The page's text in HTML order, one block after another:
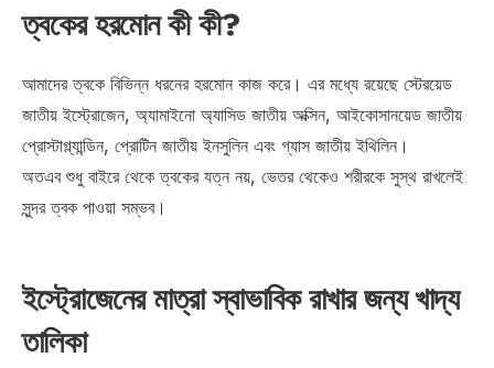
ত্বকের হরমোন কী কী?
আমাদের ত্বকে বিভিন্ন ধরনের হরমোন কাজ করে। এর মধ্যে রয়েছে স্টেরয়েড
জাতীয় ইস্ট্রোজেন, অ্যামাইনো অ্যাসিড জাতীয় অক্সিন, আইকোসানয়েড জাতীয়
প্রোস্টাগ্ল্যান্ডিন, প্রোটিন জাতীয় ইনসুলিন এবং গ্যাস জাতীয় ইথিলিন।
অতএব শুধু বাইরে থেকে ত্বকের যত্ন নয়, ভেতর থেকেও শরীরকে সুস্থ রাখলেই
সুন্দর ত্বক পাওয়া সম্ভব।
ইস্ট্রোজেনের মাত্রা স্বাভাবিক রাখার জন্য খাদ্য
তালিকা